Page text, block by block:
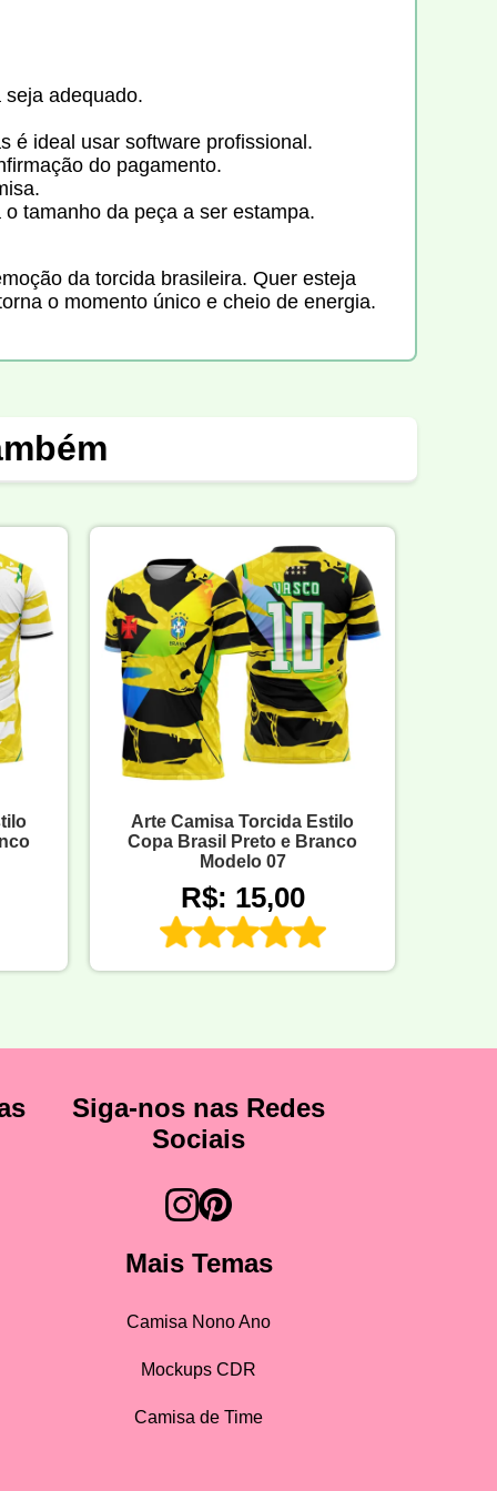
adequado.
é ideal usar software profissional.
do pagamento.
tamanho da peça a ser estampa.
da torcida brasileira. Quer esteja
o momento único e cheio de energia.
Arte Camisa Torcida Estilo
Copa Brasil Preto e Branco
Modelo 07
R$: 15,00
Siga-nos nas Redes
Sociais
Mais Temas
Camisa Nono Ano
Mockups CDR
Camisa de Time